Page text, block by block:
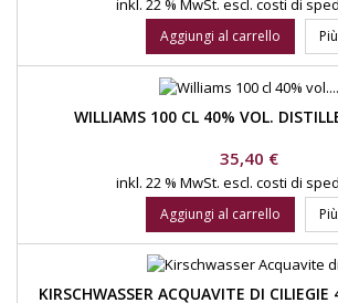
inkl. 22 % MwSt. escl. costi di
Aggiungi al carrello Più
WILLIAMS 100 CL 40% VOL.
Prezzo
35,40 €
inkl. 22 % MwSt. escl. costi di
Aggiungi al carrello Più
KIRSCHWASSER ACQUAVITE DI